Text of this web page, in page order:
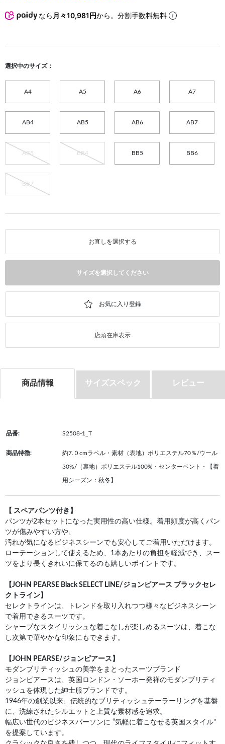
なら 月々10,981円から。分割手数料無料
選択中のサイズ：
A4 A5 A6 A7
AB4 AB5 AB6 AB7
AB8 BB4 BB5 BB6
BB7
お直しを選択する
サイズを選択してください
店頭在庫表示
商品情報 サイズスペック レビュー
品番: S2508-1_T
商品特徴: 約7.０cmラペル・素材（表地）ポリエステル70％/ウール
30%/（裏地）ポリエステル100%・センターベント・【着
用シーズン：秋冬】
【 スペアパンツ付き】
パンツが2本セットになった実用性の高い仕様。着用頻度が高くパン
ツが傷みやすい方や、
汚れが気になるビジネスシーンでも安心してご着用いただけます。
ローテーションして使えるため、1本あたりの負担を軽減でき、スー
ツをより長くきれいに保てるのも嬉しいポイントです。
【JOHN PEARSE Black SELECT LINE/ジョンピアース ブラックセレ
クトライン】
セレクトラインは、トレンドを取り入れつつ様々なビジネスシーン
で着用できるスーツです。
シャープなスタイリッシュな着こなしが楽しめるスーツは、着こな
し次第で華やかな印象にもできます。
【JOHN PEARSE/ジョンピアース】
モダンブリティッシュの美学をまとったスーツブランド
ジョンピアースは、英国ロンドン・ソーホー発祥のモダンブリティ
ッシュを体現した紳士服ブランドです。
1946年の創業以来、伝統的なブリティッシュテーラーリングを基盤
に、洗練されたシルエットと上質な素材感を追求。
幅広い世代のビジネスパーソンに “気軽に着こなせる英国スタイル"
を提案しています。